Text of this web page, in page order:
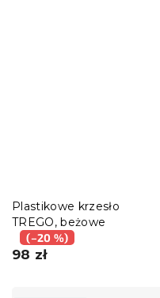
Plastikowe krzesło
TREGO, beżowe
(–20 %)
98 zł